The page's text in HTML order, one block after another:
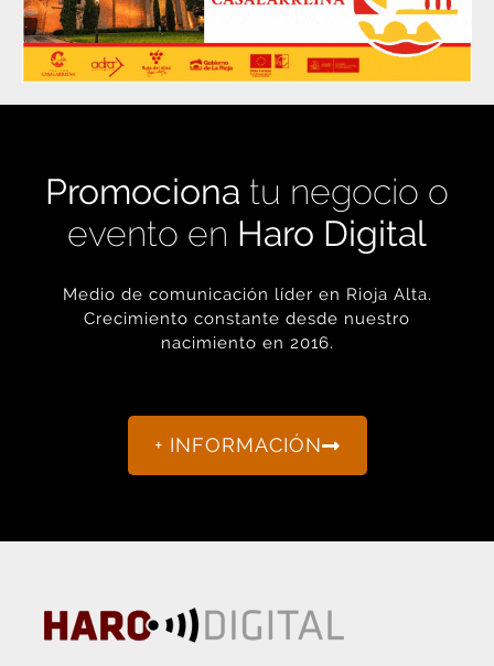
Promociona tu negocio o
evento en Haro Digital
Medio de comunicación líder en Rioja Alta.
Crecimiento constante desde nuestro
nacimiento en 2016.
+ INFORMACIÓN